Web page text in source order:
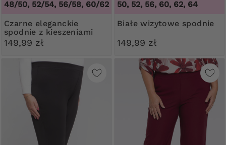
48/50, 52/54, 56/58, 60/62
Czarne eleganckie
spodnie z kieszeniami
149,99 zł
50, 52, 56, 60, 62, 64
Białe wizytowe spodnie
149,99 zł